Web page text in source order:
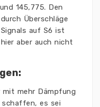
145,775. Den
Überschläge
auf S6 ist
aber auch nicht
mit mehr Dämpfung
es sei